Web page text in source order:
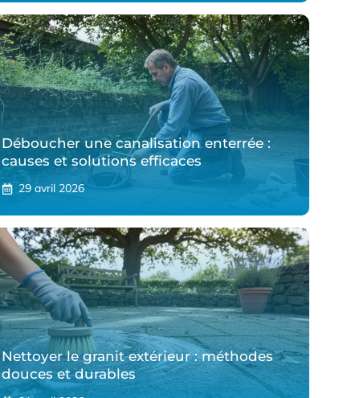
Déboucher une canalisation enterrée :
causes et solutions efficaces
29 avril 2026
Nettoyer le granit extérieur : méthodes
douces et durables